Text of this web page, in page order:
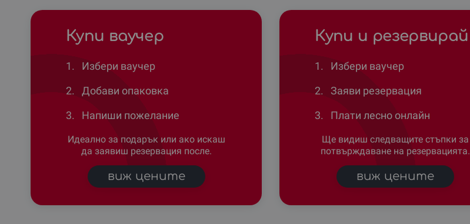
Купи ваучер
1.
Избери ваучер
2.
Добави опаковка
3.
Напиши пожелание
Идеално за подарък или ако искаш
да заявиш резервация после.
виж цените
Купи и резервирай
1.
Избери ваучер
2.
Заяви резервация
3.
Плати лесно онлайн
Ще видиш следващите стъпки за
потвърждаване на резервацията.
виж цените